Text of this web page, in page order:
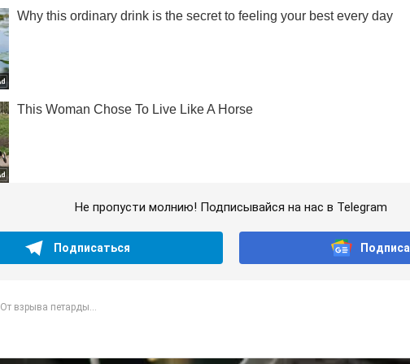
Не пропусти молнию! Подписывайся на нас в Telegram
Подписаться
От взрыва петарды...